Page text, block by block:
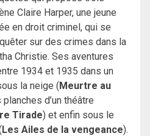
Claire Harper, une jeune
en droit criminel, qui se
sur des crimes dans la
Christie. Ses aventures
1934 et 1935 dans un
la neige (Meurtre au
d’un théâtre
Tirade) et enfin sous le
Les Ailes de la vengeance).